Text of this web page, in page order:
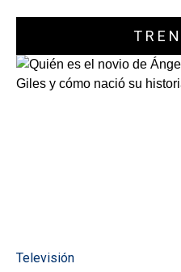
Televisión